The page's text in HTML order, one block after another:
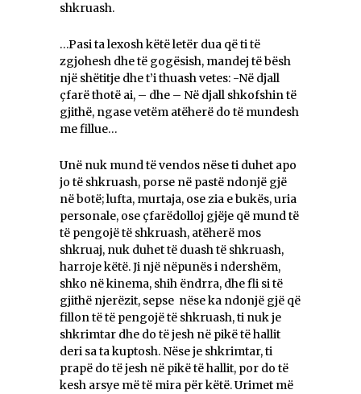
shkruash.
…Pasi ta lexosh këtë letër dua që ti të
zgjohesh dhe të gogësish, mandej të bësh
një shëtitje dhe t’i thuash vetes: -Në djall
çfarë thotë ai, – dhe – Në djall shkofshin të
gjithë, ngase vetëm atëherë do të mundesh
me fillue…
Unë nuk mund të vendos nëse ti duhet apo
jo të shkruash, porse në pastë ndonjë gjë
në botë; lufta, murtaja, ose zia e bukës, uria
personale, ose çfarëdolloj gjëje që mund të
të pengojë të shkruash, atëherë mos
shkruaj, nuk duhet të duash të shkruash,
harroje këtë. Ji një nëpunës i ndershëm,
shko në kinema, shih ëndrra, dhe fli si të
gjithë njerëzit, sepse nëse ka ndonjë gjë që
fillon të të pengojë të shkruash, ti nuk je
shkrimtar dhe do të jesh në pikë të hallit
deri sa ta kuptosh. Nëse je shkrimtar, ti
prapë do të jesh në pikë të hallit, por do të
kesh arsye më të mira për këtë. Urimet më